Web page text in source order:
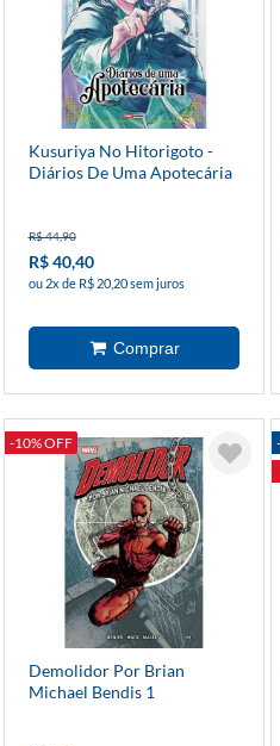
Kusuriya No Hitorigoto -
Diários De Uma Apotecária
R$ 44,90
R$ 40,40
ou 2x de R$ 20,20 sem juros
-10% OFF
Demolidor Por Brian
Michael Bendis 1